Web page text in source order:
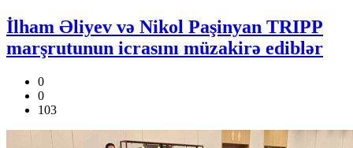
İlham Əliyev və Nikol Paşinyan TRIPP
marşrutunun icrasını müzakirə ediblər
0
0
103